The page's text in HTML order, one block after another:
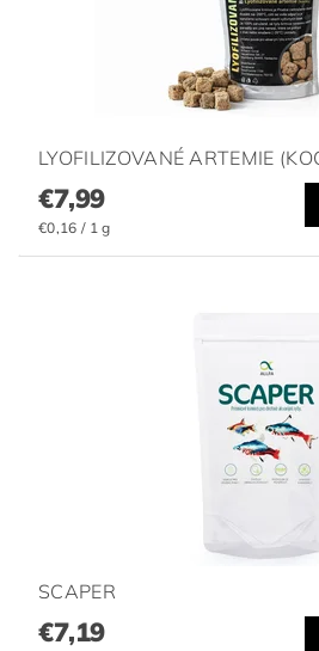
LYOFILIZOVANÉ ARTEMIE
€7,99
€0,16 / 1 g
SCAPER
€7,19